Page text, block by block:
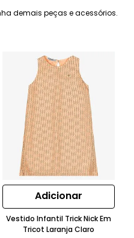
demais peças e acessórios.
Adicionar
Vestido Infantil Trick Nick Em
Tricot Laranja Claro